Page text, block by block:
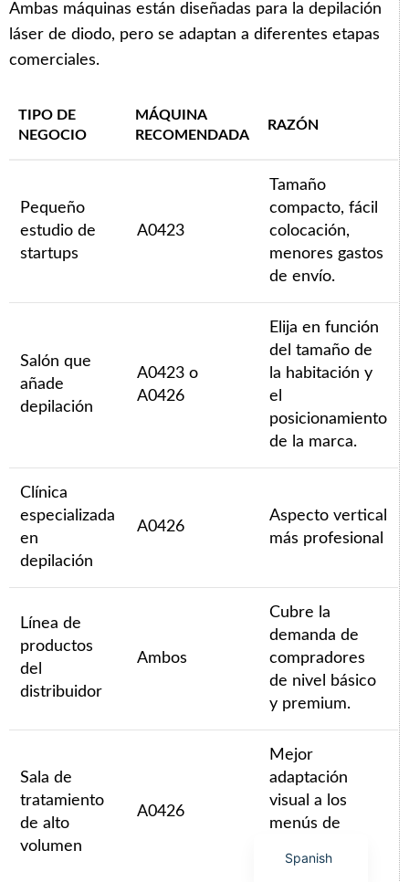
Ambas máquinas están diseñadas para la depilación
láser de diodo, pero se adaptan a diferentes etapas
comerciales.
TIPO DE
NEGOCIO
MÁQUINA
RECOMENDADA
RAZÓN
Pequeño
estudio de
startups
A0423
Tamaño
compacto, fácil
colocación,
menores gastos
de envío.
Salón que
añade
depilación
A0423 o
A0426
Elija en función
del tamaño de
la habitación y
el
posicionamiento
de la marca.
Clínica
especializada
en
depilación
A0426
Aspecto vertical
más profesional
Línea de
productos
del
distribuidor
Ambos
Cubre la
demanda de
compradores
de nivel básico
y premium.
Sala de
tratamiento
de alto
volumen
A0426
Mejor
adaptación
visual a los
menús de
estilo clínico.
Spanish
English
French
Russian
Japanese
German
Italian
Arabic